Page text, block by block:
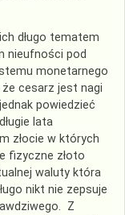
długo tematem
nieufności pod
monetarnego
cesarz jest nagi
powiedzieć
lata
złocie w których
fizyczne złoto
waluty która
nikt nie zepsuje
Z